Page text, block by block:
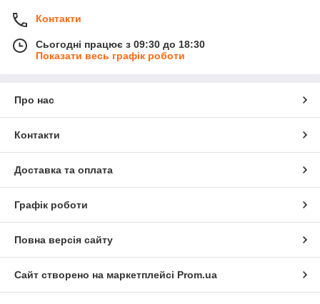
Контакти
Сьогодні працює з 09:30 до 18:30
Показати весь графік роботи
Про нас
Контакти
Доставка та оплата
Графік роботи
Повна версія сайту
Сайт створено на маркетплейсі Prom.ua